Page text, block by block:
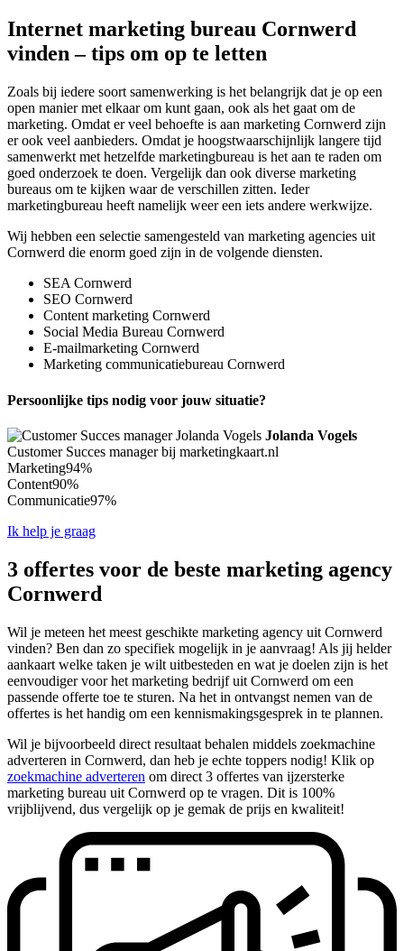
Internet marketing bureau Cornwerd
vinden – tips om op te letten
Zoals bij iedere soort samenwerking is het belangrijk dat je op een
open manier met elkaar om kunt gaan, ook als het gaat om de
marketing. Omdat er veel behoefte is aan marketing Cornwerd zijn
er ook veel aanbieders. Omdat je hoogstwaarschijnlijk langere tijd
samenwerkt met hetzelfde marketingbureau is het aan te raden om
goed onderzoek te doen. Vergelijk dan ook diverse marketing
bureaus om te kijken waar de verschillen zitten. Ieder
marketingbureau heeft namelijk weer een iets andere werkwijze.
Wij hebben een selectie samengesteld van marketing agencies uit
Cornwerd die enorm goed zijn in de volgende diensten.
SEA Cornwerd
SEO Cornwerd
Content marketing Cornwerd
Social Media Bureau Cornwerd
E-mailmarketing Cornwerd
Marketing communicatiebureau Cornwerd
Persoonlijke tips nodig voor jouw situatie?
Jolanda Vogels
Customer Succes manager bij marketingkaart.nl
Marketing94%
Content90%
Communicatie97%
Ik help je graag
3 offertes voor de beste marketing agency
Cornwerd
Wil je meteen het meest geschikte marketing agency uit Cornwerd
vinden? Ben dan zo specifiek mogelijk in je aanvraag! Als jij helder
aankaart welke taken je wilt uitbesteden en wat je doelen zijn is het
eenvoudiger voor het marketing bedrijf uit Cornwerd om een
passende offerte toe te sturen. Na het in ontvangst nemen van de
offertes is het handig om een kennismakingsgesprek in te plannen.
Wil je bijvoorbeeld direct resultaat behalen middels zoekmachine
adverteren in Cornwerd, dan heb je echte toppers nodig! Klik op
zoekmachine adverteren om direct 3 offertes van ijzersterke
marketing bureau uit Cornwerd op te vragen. Dit is 100%
vrijblijvend, dus vergelijk op je gemak de prijs en kwaliteit!